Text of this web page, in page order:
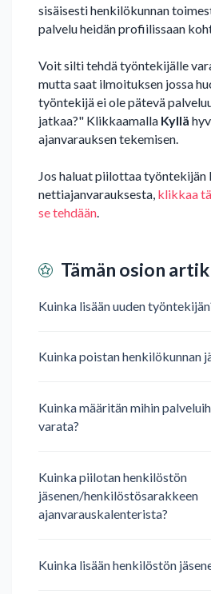
sisäisesti henkilökunnan
palvelu heidän profiilissaan
Voit silti tehdä työntekijälle
mutta saat ilmoituksen jossa
työntekijä ei ole pätevä
jatkaa?" Klikkaamalla Kyllä
ajanvarauksen tekemisen.
Jos haluat piilottaa työntekijän
nettiajanvarauksesta, klikkaa
se tehdään.
Tämän osion
Kuinka lisään uuden
Kuinka poistan henkilökunnan
Kuinka määritän mihin
varata?
Kuinka piilotan henkilöstön
jäsenen/henkilöstösarakkeen
ajanvarauskalenterista?
Kuinka lisään henkilöstön